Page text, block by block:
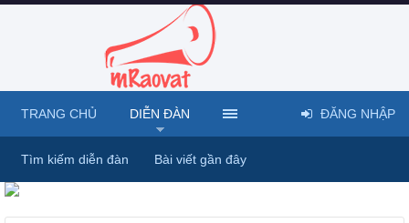
TRANG CHỦ DIỄN ĐÀN
Tìm kiếm diễn đàn Bài viết gần đây
ĐĂNG NHẬP